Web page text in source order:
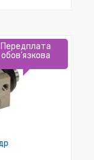
Передплата
обов'язкова